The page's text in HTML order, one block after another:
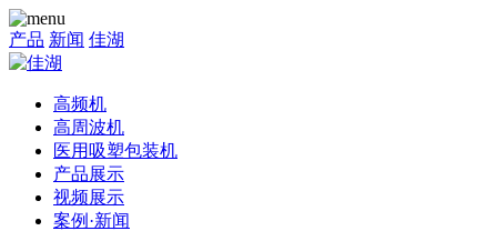
产品 新闻 佳湖
高频机
高周波机
医用吸塑包装机
产品展示
视频展示
案例·新闻